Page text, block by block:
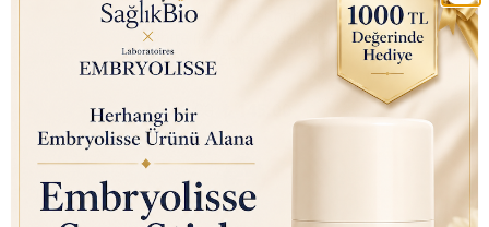
Arm & Hammer Charcoal
White (Kömür Beyazı) Diş
Macunu 75ml
₺ 350.00